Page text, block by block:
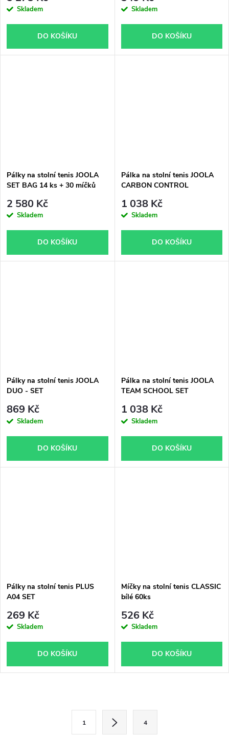
Skladem
DO KOŠÍKU
Skladem
DO KOŠÍKU
Pálky na stolní tenis JOOLA
SET BAG 14 ks + 30 míčků
2 580 Kč
Skladem
DO KOŠÍKU
Pálka na stolní tenis JOOLA
CARBON CONTROL
1 038 Kč
Skladem
DO KOŠÍKU
Pálky na stolní tenis JOOLA
DUO - SET
869 Kč
Skladem
DO KOŠÍKU
Pálka na stolní tenis JOOLA
TEAM SCHOOL SET
1 038 Kč
Skladem
DO KOŠÍKU
Pálky na stolní tenis PLUS
A04 SET
269 Kč
Skladem
DO KOŠÍKU
Míčky na stolní tenis CLASSIC
bílé 60ks
526 Kč
Skladem
DO KOŠÍKU
1 4